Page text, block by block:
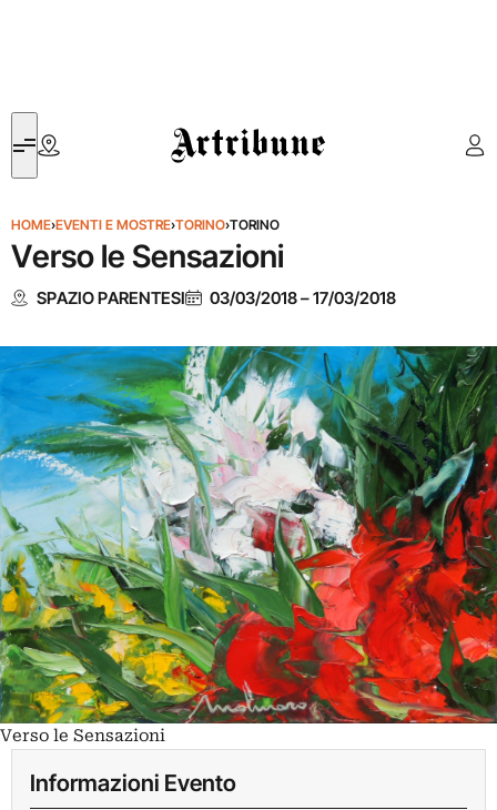
Artribune
HOME›EVENTI E MOSTRE›TORINO›TORINO
Verso le Sensazioni
SPAZIO PARENTESI 03/03/2018–17/03/2018
Verso le Sensazioni
Informazioni Evento